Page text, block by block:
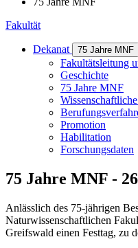
Fakultät
Dekanat 75 Jahre MNF
Fakultätsleitung
Geschichte
75 Jahre MNF
Promotion
Habilitation
Forschungsdaten
75 Jahre MNF -
Anlässlich des 75-jährigen
Naturwissenschaftlichen
Greifswald einen Festtag, zu